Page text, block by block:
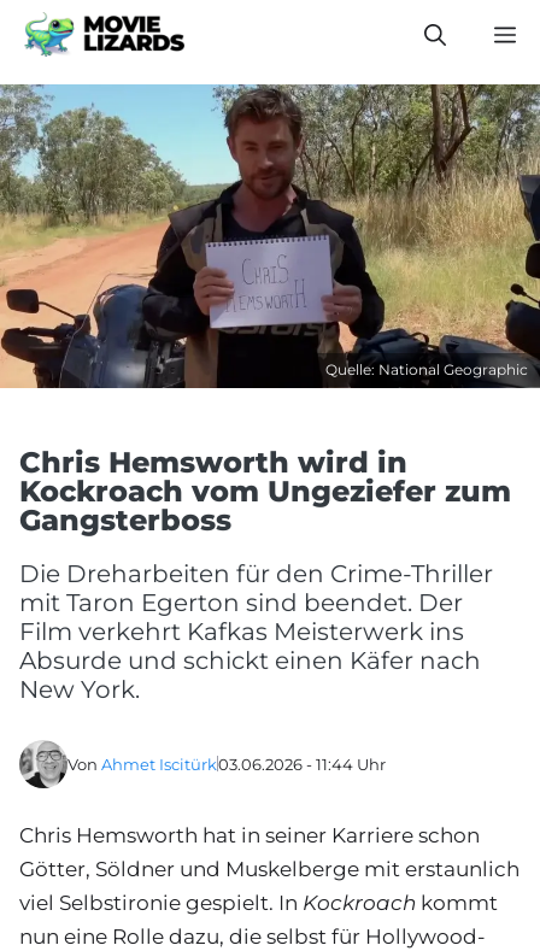
Zum
Inhalt
springen
Quelle: National Geographic
Chris Hemsworth wird in
Kockroach vom Ungeziefer zum
Gangsterboss
Die Dreharbeiten für den Crime-Thriller
mit Taron Egerton sind beendet. Der
Film verkehrt Kafkas Meisterwerk ins
Absurde und schickt einen Käfer nach
New York.
Von Ahmet Iscitürk03.06.2026 - 11:44 Uhr
Chris Hemsworth hat in seiner Karriere schon
Götter, Söldner und Muskelberge mit erstaunlich
viel Selbstironie gespielt. In Kockroach kommt
nun eine Rolle dazu, die selbst für Hollywood-